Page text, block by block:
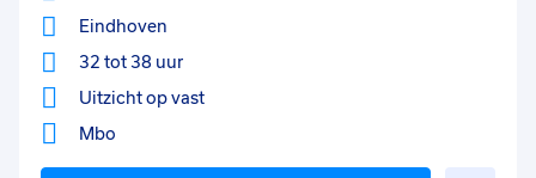
Eindhoven
32 tot 38 uur
Uitzicht op vast
Mbo